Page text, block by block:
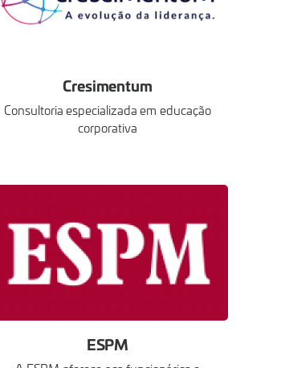
Cresimentum
Consultoria especializada em educação
corporativa
ESPM